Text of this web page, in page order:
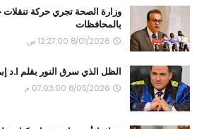
وزارة الصحة تجري حركة تنقلات
بالمحافظات
8/01/2026 12:27:00 ص
الظل الذي سرق النور بقلم ا.د
8/05/2026 07:03:00 م